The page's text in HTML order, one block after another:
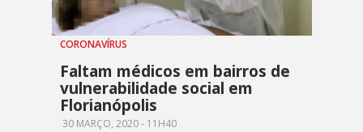
CORONAVÍRUS
Faltam médicos em bairros de
vulnerabilidade social em
Florianópolis
30 MARÇO, 2020 - 11H40